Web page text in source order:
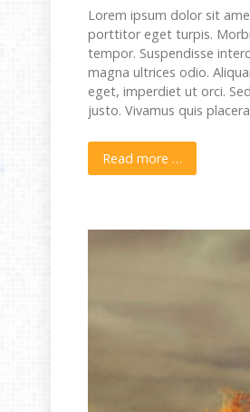
Lorem ipsum dolor sit
porttitor eget turpis.
tempor. Suspendisse
magna ultrices odio.
eget, imperdiet ut orci.
justo. Vivamus quis
Read more …